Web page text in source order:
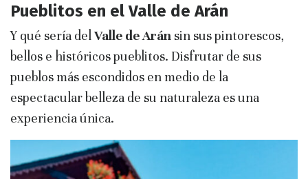
Pueblitos en el Valle de Arán
Y qué sería delValle de Arán sin sus pintorescos,
bellos e históricos pueblitos. Disfrutar de sus
pueblos más escondidos en medio de la
espectacular belleza de su naturaleza es una
experiencia única.